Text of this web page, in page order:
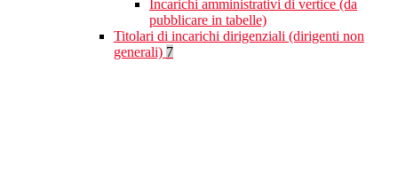
Incarichi amministrativi di vertice (da
pubblicare in tabelle)
Titolari di incarichi dirigenziali (dirigenti non
generali) 7